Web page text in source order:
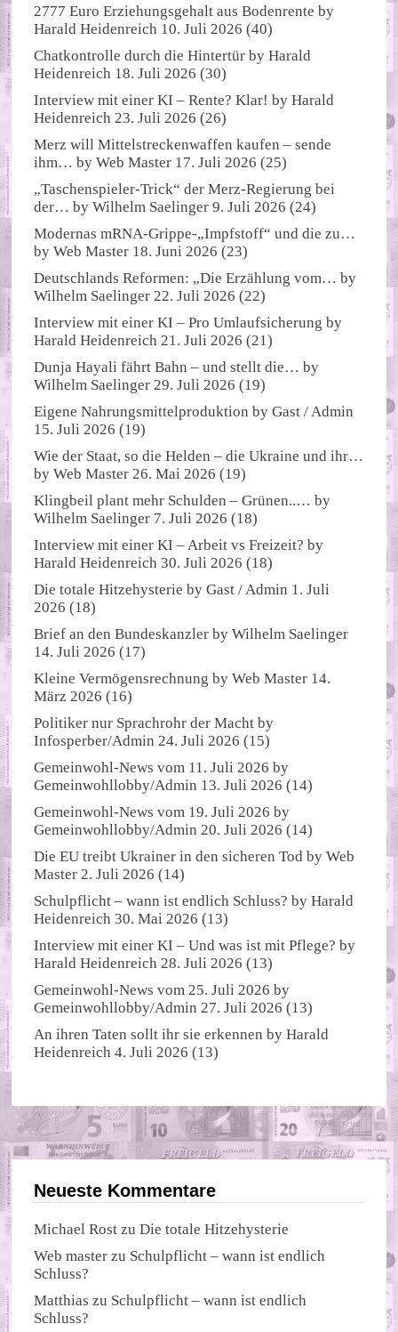
2777 Euro Erziehungsgehalt aus Bodenrente by
Harald Heidenreich 10. Juli 2026 (40)
Chatkontrolle durch die Hintertür byHarald
Heidenreich 18. Juli 2026 (30)
Interview mit einer KI – Rente? Klar! byHarald
Heidenreich 23. Juli 2026 (26)
Merz will Mittelstreckenwaffen kaufen – sende
ihm… byWeb Master 17. Juli 2026 (25)
„Taschenspieler-Trick“ der Merz-Regierung bei
der… byWilhelm Saelinger 9. Juli 2026 (24)
Modernas mRNA-Grippe-„Impfstoff“ und die zu…
byWeb Master 18. Juni 2026 (23)
Deutschlands Reformen: „Die Erzählung vom… by
Wilhelm Saelinger 22. Juli 2026 (22)
Interview mit einer KI – Pro Umlaufsicherung by
Harald Heidenreich 21. Juli 2026 (21)
Dunja Hayali fährt Bahn – und stellt die… by
Wilhelm Saelinger 29. Juli 2026 (19)
Eigene Nahrungsmittelproduktion byGast / Admin
15. Juli 2026 (19)
Wie der Staat, so die Helden – die Ukraine und ihr…
byWeb Master 26. Mai 2026 (19)
Klingbeil plant mehr Schulden – Grünen..… by
Wilhelm Saelinger 7. Juli 2026 (18)
Interview mit einer KI – Arbeit vs Freizeit? by
Harald Heidenreich 30. Juli 2026 (18)
Die totale Hitzehysterie byGast / Admin 1. Juli
2026 (18)
Brief an den Bundeskanzler byWilhelm Saelinger
14. Juli 2026 (17)
Kleine Vermögensrechnung byWeb Master 14.
März 2026 (16)
Politiker nur Sprachrohr der Macht by
Infosperber/Admin 24. Juli 2026 (15)
Gemeinwohl-News vom 11. Juli 2026 by
Gemeinwohllobby/Admin 13. Juli 2026 (14)
Gemeinwohl-News vom 19. Juli 2026 by
Gemeinwohllobby/Admin 20. Juli 2026 (14)
Die EU treibt Ukrainer in den sicheren Tod byWeb
Master 2. Juli 2026 (14)
Schulpflicht – wann ist endlich Schluss? byHarald
Heidenreich 30. Mai 2026 (13)
Interview mit einer KI – Und was ist mit Pflege? by
Harald Heidenreich 28. Juli 2026 (13)
Gemeinwohl-News vom 25. Juli 2026 by
Gemeinwohllobby/Admin 27. Juli 2026 (13)
An ihren Taten sollt ihr sie erkennen byHarald
Heidenreich 4. Juli 2026 (13)
Neueste Kommentare
Michael Rost zuDie totale Hitzehysterie
Web master zu Schulpflicht – wann ist endlich
Schluss?
Matthias zu Schulpflicht – wann ist endlich
Schluss?